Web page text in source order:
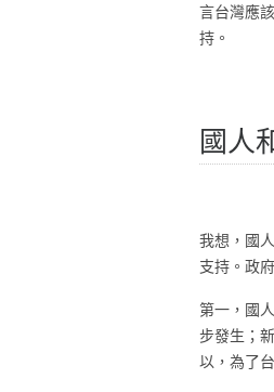
言台灣應
持。
國人
我想，國
支持。政
第一，國
步發生；
以，為了